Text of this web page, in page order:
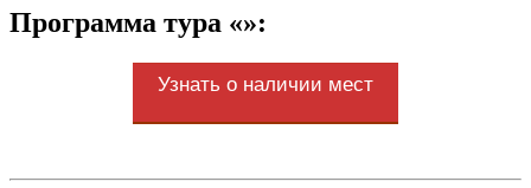
Программа тура «»:
Узнать о наличии мест